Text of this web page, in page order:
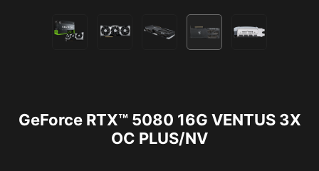
GeForce RTX™ 5080 16G VENTUS 3X
OC PLUS/NV